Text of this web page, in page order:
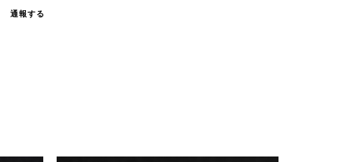
通報する